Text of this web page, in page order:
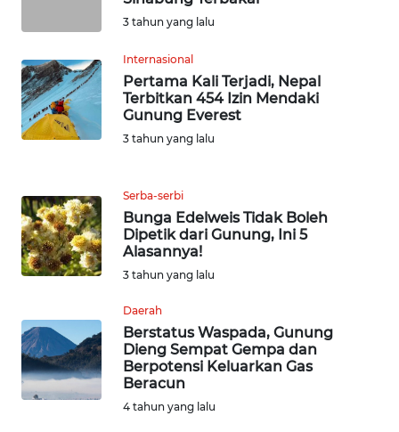
3 tahun yang lalu
Internasional
Pertama Kali Terjadi, Nepal
Terbitkan 454 Izin Mendaki
Gunung Everest
3 tahun yang lalu
Serba-serbi
Bunga Edelweis Tidak Boleh
Dipetik dari Gunung, Ini 5
Alasannya!
3 tahun yang lalu
Daerah
Berstatus Waspada, Gunung
Dieng Sempat Gempa dan
Berpotensi Keluarkan Gas
Beracun
4 tahun yang lalu
BOGOR
WN
DEPOK
TAPANULI
UTARA
WN
SAMOSIR
WN
PADANG
LAWAS